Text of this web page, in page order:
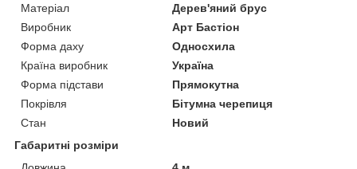
Матеріал
Дерев'яний брус
Виробник
Арт Бастіон
Форма даху
Односхила
Країна виробник
Україна
Форма підстави
Прямокутна
Покрівля
Бітумна черепиця
Стан
Новий
Габаритні розміри